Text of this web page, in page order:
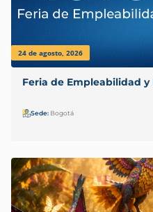
24 de agosto, 2026
Feria de Empleabilidad y
Sede: Bogotá